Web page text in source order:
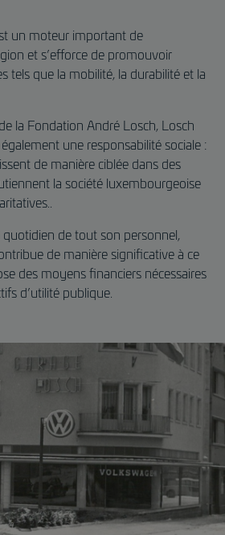
un moteur important de
et s’efforce de promouvoir
tels que la mobilité, la durabilité et la
la Fondation André Losch, Losch
une responsabilité sociale :
de manière ciblée dans des
la société luxembourgeoise
quotidien de tout son personnel,
de manière significative à ce
des moyens financiers nécessaires
d’utilité publique.